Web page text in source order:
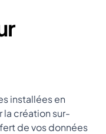
installées en
la création sur-
de vos données